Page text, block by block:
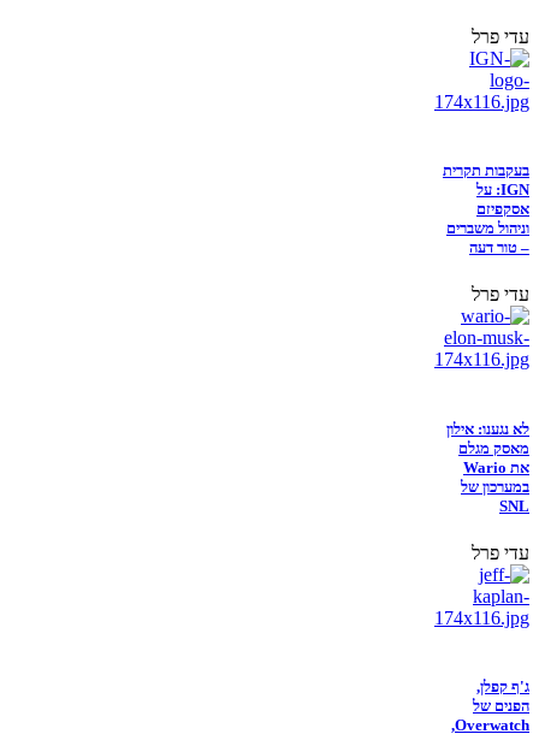
עדי פרל
בעקבות תקרית
IGN: על
אסקפיזם
וניהול משברים
– טור דעה
עדי פרל
לא נגענו: אילון
מאסק מגלם
את Wario
במערכון של
SNL
עדי פרל
ג'ף קפלן,
הפנים של
Overwatch,